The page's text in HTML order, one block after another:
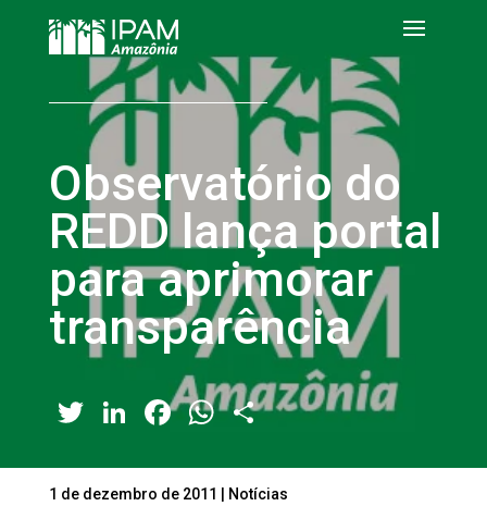
Observatório do
REDD lança portal
para aprimorar
transparência
Twitter
LinkedIn
Facebook
WhatsApp
Share
1 de dezembro de 2011 Notícias